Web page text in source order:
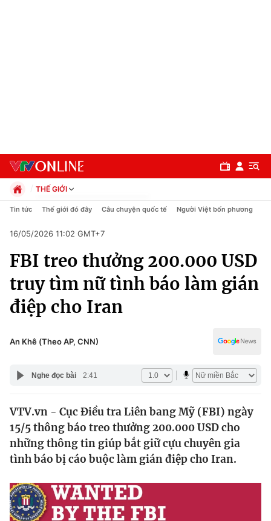
Chuyên mục
Chính trị
Xã hội
Pháp luật
Y tế
Thế giới
Tin tức
Thế giới đó đây
Câu chuyện quốc tế
Kinh tế
Thị trường
Dữ liệu và đời sống
THẾ GIỚI
Chính trị
Pháp luật
Kinh tế
Thể thao
Truyền hình
Văn hóa - Giải trí
Y tế
Công nghệ
Tin tức Thế giới đó đây Câu chuyện quốc tế Người Việt bốn phương
16/05/2026 11:02 GMT+7
FBI treo thưởng 200.000 USD
truy tìm nữ tình báo làm gián
điệp cho Iran
An Khê (Theo AP, CNN)
Nghe đọc bài 2:41
VTV.vn - Cục Điều tra Liên bang Mỹ (FBI) ngày
15/5 thông báo treo thưởng 200.000 USD cho
những thông tin giúp bắt giữ cựu chuyên gia
tình báo bị cáo buộc làm gián điệp cho Iran.